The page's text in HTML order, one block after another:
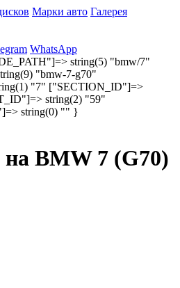
Марки авто Галерея
WhatsApp
string(5) "bmw/7"
"bmw-7-g70"
"7" ["SECTION_ID"]=>
string(2) "59"
string(0) "" }
BMW 7 (G70)